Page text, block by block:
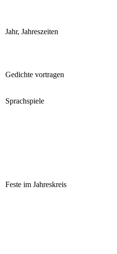
Jahr, Jahreszeiten
Gedichte vortragen
Sprachspiele
Feste im Jahreskreis